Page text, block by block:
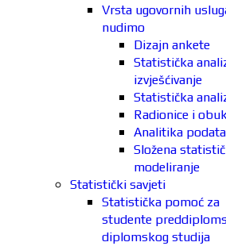
Vrsta ugovornih
nudimo
Dizajn ankete
Statistička
izvješćivanje
Statistička
Radionice i
Analitika
Složena
modeliranje
Statistički savjeti
Statistička pomoć za
studente
diplomskog studija